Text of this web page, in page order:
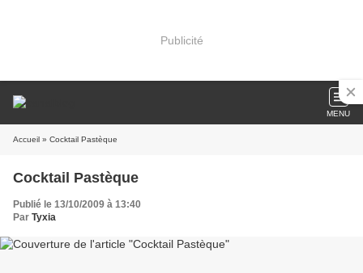
Publicité
MENU
Accueil » Cocktail Pastèque
Cocktail Pastèque
Publié le 13/10/2009 à 13:40
Par Tyxia